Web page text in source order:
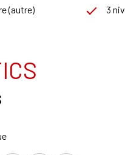
(autre) 3